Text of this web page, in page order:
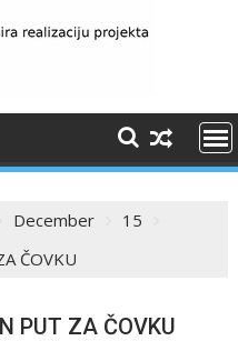
December
15
ČOVKU
PUT ZA ČOVKU